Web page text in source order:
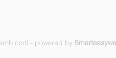
- powered by